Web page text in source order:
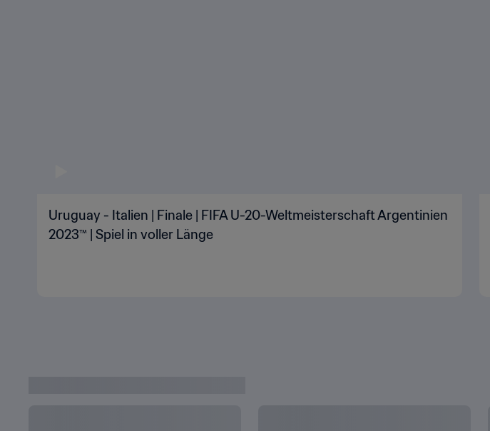
Uruguay - Italien | Finale | FIFA U-20-Weltmeisterschaft Argentinien
2023™ | Spiel in voller Länge